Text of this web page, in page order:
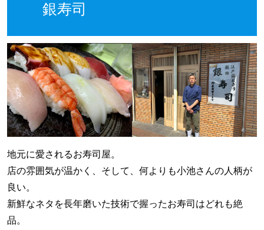
銀寿司
地元に愛されるお寿司屋。
店の雰囲気が温かく、そして、何よりも小池さんの人柄が
良い。
新鮮なネタを長年磨いた技術で握ったお寿司はどれも絶
品。